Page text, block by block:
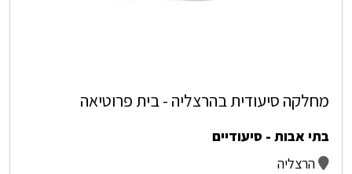
מחלקה סיעודית בהרצליה - בית פרוטיאה
בתי אבות - סיעודיים
הרצליה